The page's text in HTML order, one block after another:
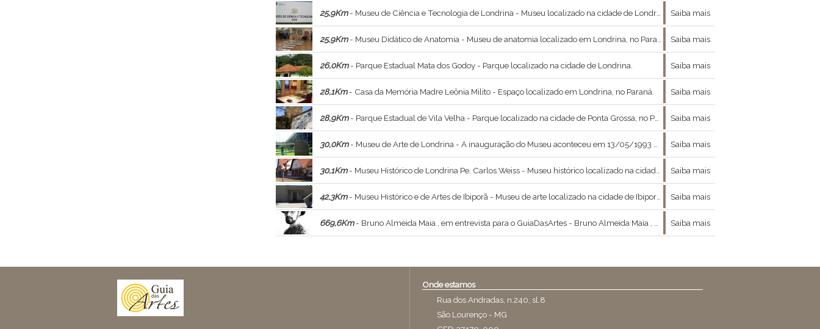
Toledo (1)
Ubirata (1)
25,9Km- Museu de Ciência e Tecnologia de Londrina - Museu localizado na cidade de Londrina, no Paraná. Saiba mais
25,9Km- Museu Didático de Anatomia - Museu de anatomia localizado em Londrina, no Paraná. Saiba mais
26,0Km- Parque Estadual Mata dos Godoy - Parque localizado na cidade de Londrina. Saiba mais
28,1Km- Casa da Memória Madre Leônia Milito - Espaço localizado em Londrina, no Paraná. Saiba mais
28,9Km- Parque Estadual de Vila Velha - Parque localizado na cidade de Ponta Grossa, no Paraná. Saiba mais
30,0Km- Museu de Arte de Londrina - A inauguração do Museu aconteceu em 13/05/1993 e teve como principal atração a escultura “A Eterna Primavera”, de Auguste Rodin. Saiba mais
30,1Km- Museu Histórico de Londrina Pe. Carlos Weiss - Museu histórico localizado na cidade de Londrina. Saiba mais
42,3Km- Museu Histórico e de Artes de Ibiporã - Museu de arte localizado na cidade de Ibiporã. Saiba mais
669,6Km- Bruno Almeida Maia , em entrevista para o GuiaDasArtes - Bruno Almeida Maia , ministrante do curso Constelações Visionárias , a relação entre moda , arte e filosofia nos concedeu a ótima entrevista que se segue : Saiba mais
Onde estamos
Rua dos Andradas, n.240, sl.8
São Lourenço - MG